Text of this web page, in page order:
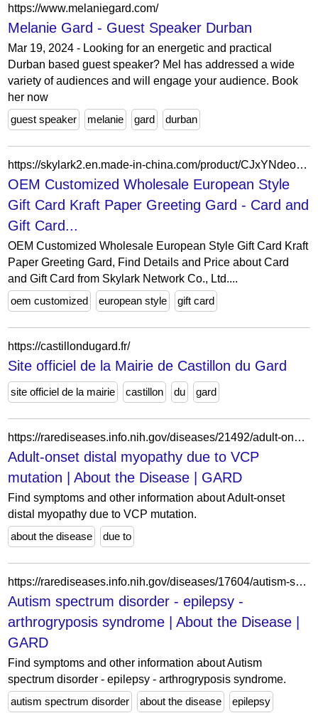
https://www.melaniegard.com/
Melanie Gard - Guest Speaker Durban
Mar 19, 2024 - Looking for an energetic and practical
Durban based guest speaker? Mel has addressed a wide
variety of audiences and will engage your audience. Book
her now
guest speaker
melanie gard durban
https://skylark2.en.made-in-china.com/product/CJxYNdeoljUS/China-OEM-Customized-Wholesale-European-Style-Gift-Card-Kraft-Paper-Greeting-Gard.html
OEM Customized Wholesale European Style
Gift Card Kraft Paper Greeting Gard - Card and
Gift Card...
OEM Customized Wholesale European Style Gift Card Kraft
Paper Greeting Gard, Find Details and Price about Card
and Gift Card from Skylark Network Co., Ltd....
oem customized
european style gift card
https://castillondugard.fr/
Site officiel de la Mairie de Castillon du Gard
site officiel de la mairie castillon du gard
https://rarediseases.info.nih.gov/diseases/21492/adult-onset-distal-myopathy-due-to-vcp-mutation
Adult-onset distal myopathy due to VCP
mutation | About the Disease | GARD
Find symptoms and other information about Adult-onset
distal myopathy due to VCP mutation.
about the disease
due to
https://rarediseases.info.nih.gov/diseases/17604/autism-spectrum-disorder-epilepsy-arthrogryposis-syndrome
Autism spectrum disorder - epilepsy -
arthrogryposis syndrome | About the Disease |
GARD
Find symptoms and other information about Autism
spectrum disorder - epilepsy - arthrogryposis syndrome.
autism spectrum disorder
about the disease epilepsy